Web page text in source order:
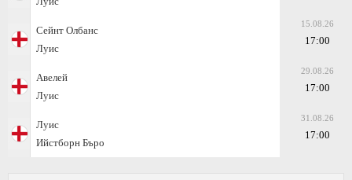
Сейнт Олбанс
Луис
15.08.26
17:00
Авелей
Луис
29.08.26
17:00
Луис
Ийстборн Бъро
31.08.26
17:00